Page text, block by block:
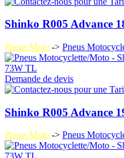
Shinko R005 Advance
Pneus Moto -> Pneus
Demande de devis
Shinko R005 Advance
Pneus Moto -> Pneus